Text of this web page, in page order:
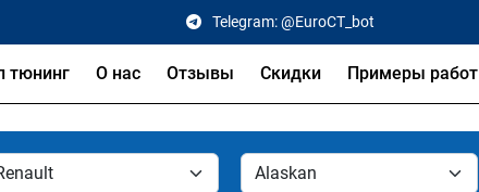
Telegram: @EuroCT_bot
тюнинг О нас Отзывы Скидки Примеры работ